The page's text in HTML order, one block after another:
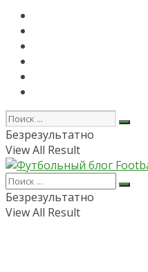
Безрезультатно
View All Result
Безрезультатно
View All Result